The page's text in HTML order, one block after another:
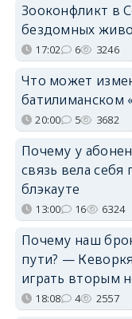
Зооконфликт в
бездомных
17:02 6 3246
Что может
батилиманском
20:00 5 3682
Почему у
связь вела
блэкауте
13:00 16 6324
Почему наш
пути? —
играть вторым
18:08 4 2557